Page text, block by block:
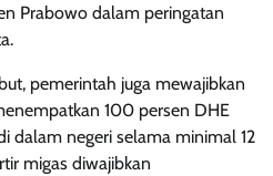
Prabowo dalam peringatan
pemerintah juga mewajibkan
100 persen DHE
dalam negeri selama minimal 12
migas diwajibkan